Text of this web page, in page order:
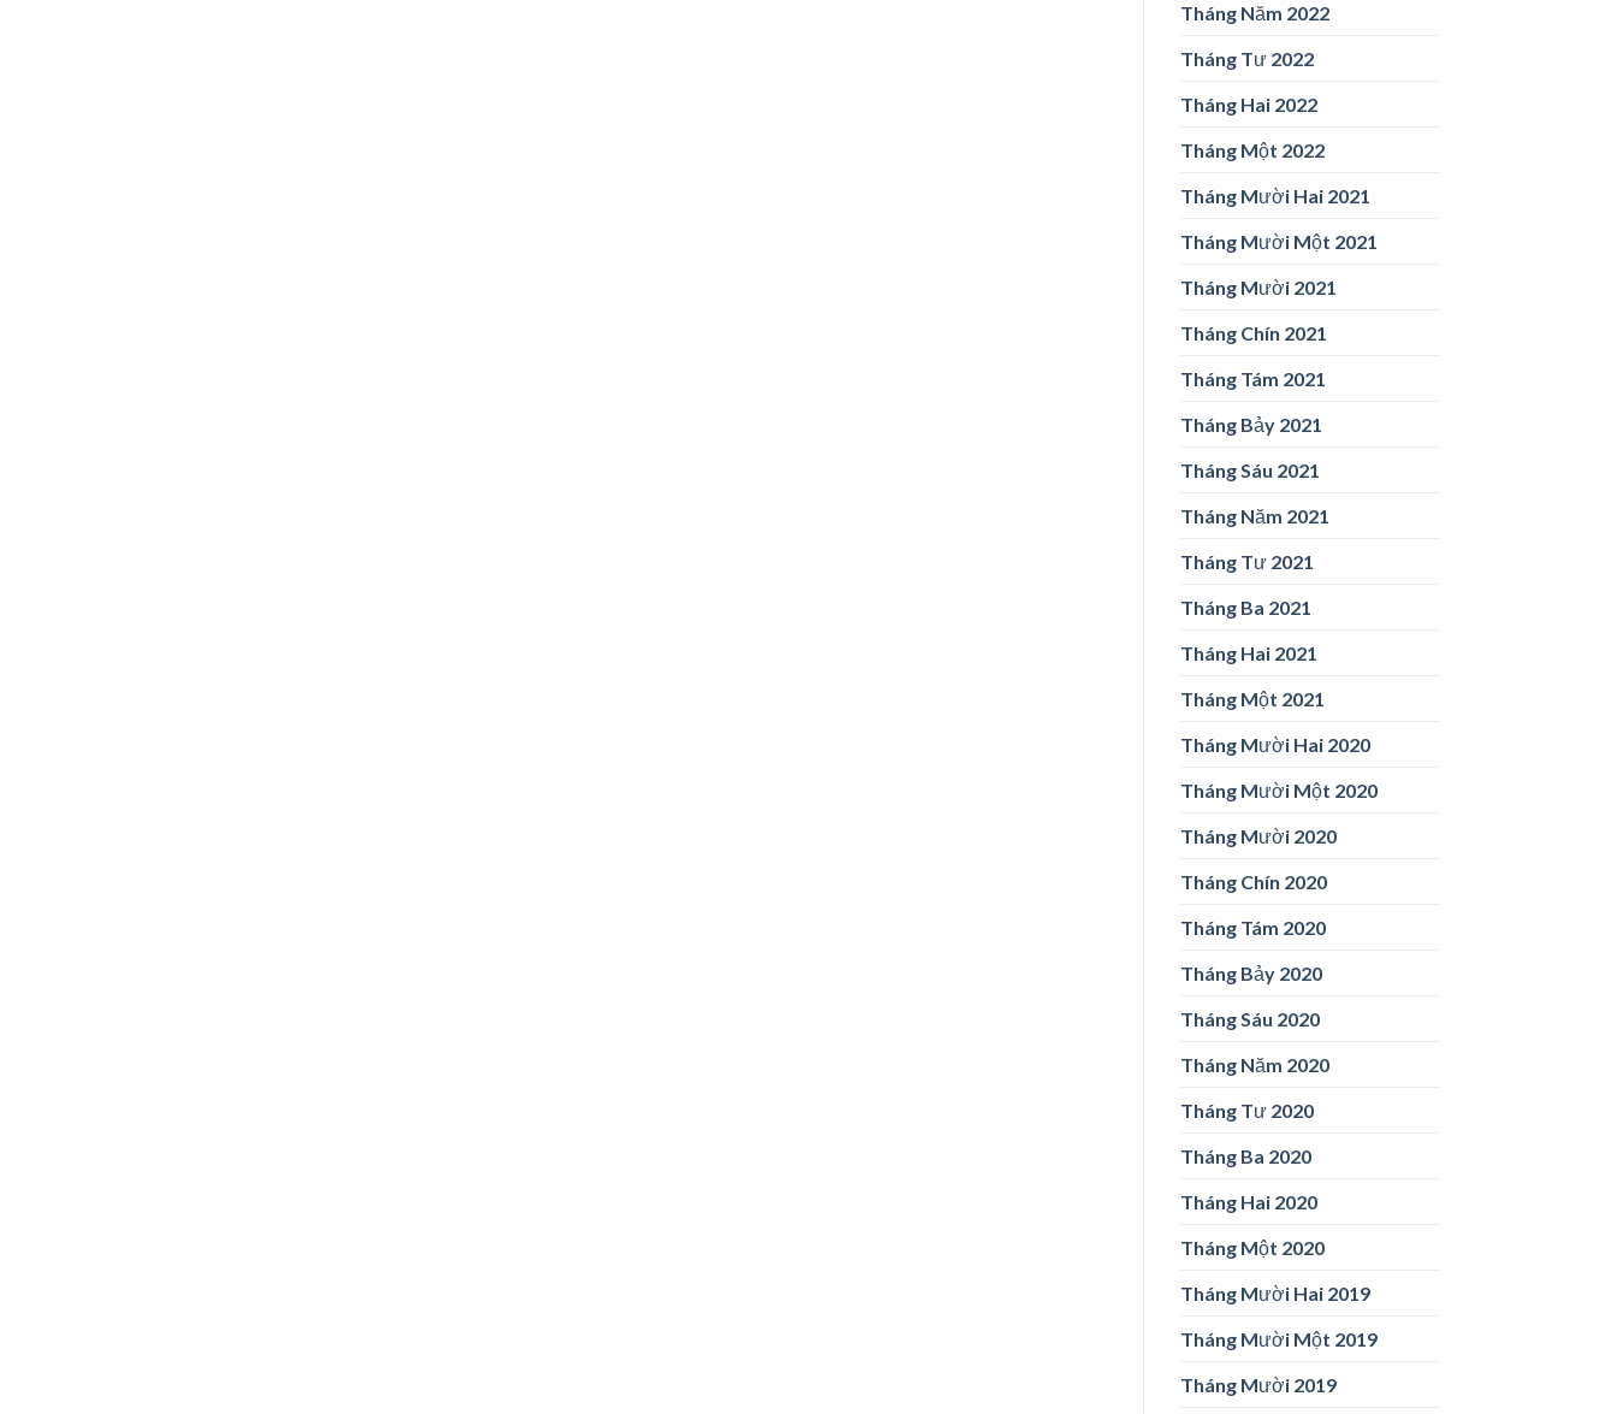
Tháng Năm 2022
Tháng Tư 2022
Tháng Hai 2022
Tháng Một 2022
Tháng Mười Hai 2021
Tháng Mười Một 2021
Tháng Mười 2021
Tháng Chín 2021
Tháng Tám 2021
Tháng Bảy 2021
Tháng Sáu 2021
Tháng Năm 2021
Tháng Tư 2021
Tháng Ba 2021
Tháng Hai 2021
Tháng Một 2021
Tháng Mười Hai 2020
Tháng Mười Một 2020
Tháng Mười 2020
Tháng Chín 2020
Tháng Tám 2020
Tháng Bảy 2020
Tháng Sáu 2020
Tháng Năm 2020
Tháng Tư 2020
Tháng Ba 2020
Tháng Hai 2020
Tháng Một 2020
Tháng Mười Hai 2019
Tháng Mười Một 2019
Tháng Mười 2019